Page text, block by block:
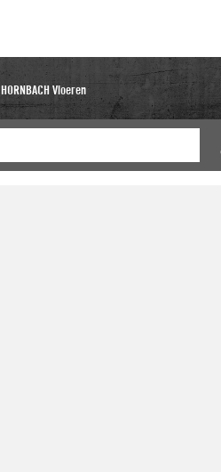
HORNBACH Vloeren